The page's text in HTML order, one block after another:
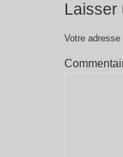
Laisser
Votre